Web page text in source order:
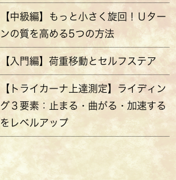
【中級編】もっと小さく旋回！Ｕター
ンの質を高める5つの方法
【入門編】荷重移動とセルフステア
【トライカーナ上達測定】ライディン
グ３要素：止まる・曲がる・加速する
をレベルアップ